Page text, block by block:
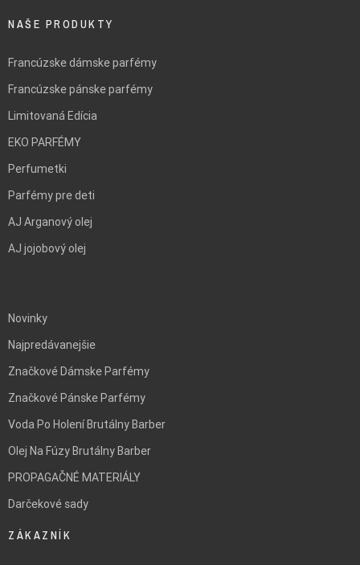
NAŠE PRODUKTY
Francúzske dámske parfémy
Francúzske pánske parfémy
Limitovaná Edícia
EKO PARFÉMY
Perfumetki
Parfémy pre deti
AJ Arganový olej
AJ jojobový olej
Novinky
Najpredávanejšie
Značkové Dámske Parfémy
Značkové Pánske Parfémy
Voda Po Holení Brutálny Barber
Olej Na Fúzy Brutálny Barber
PROPAGAČNÉ MATERIÁLY
Darčekové sady
ZÁKAZNÍK